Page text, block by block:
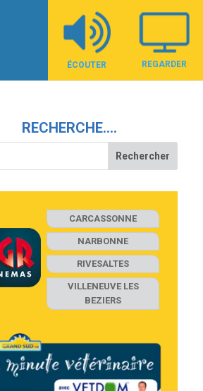
ÉCOUTER REGARDER
RECHERCHE….
CARCASSONNE
NARBONNE
RIVESALTES
VILLENEUVE LES
BEZIERS